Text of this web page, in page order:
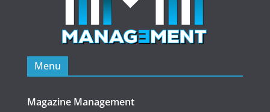
Menu
Magazine Management